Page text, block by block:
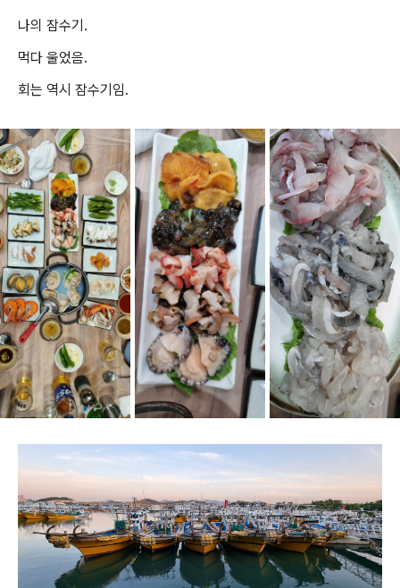
나의 잠수기.
먹다 울었음.
회는 역시 잠수기임.